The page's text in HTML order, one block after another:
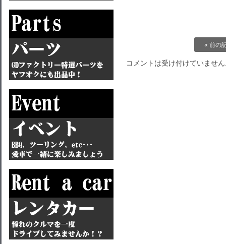
« 前の
コメントは受け付けていませ